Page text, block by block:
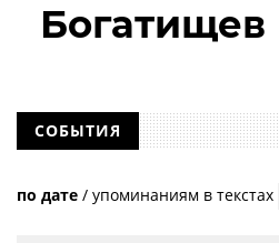
СОБЫТИЯ
по дате / упоминаниям в текстах